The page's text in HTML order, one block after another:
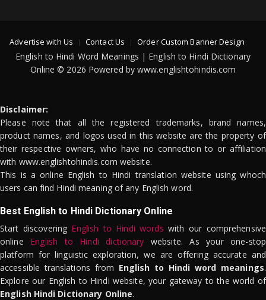
Advertise with Us Contact Us Order Custom Banner Design
English to Hindi Word Meanings | English to Hindi Dictionary
Online © 2026 Powered by www.englishtohindis.com
Disclaimer:
Please note that all the registered trademarks, brand names,
product names, and logos used in this website are the property of
their respective owners, who have no connection to or affiliation
with www.englishtohindis.com website.
This is a online English to Hindi translation website using whoch
users can find Hindi meaning of any English word.
Best English to Hindi Dictionary Online
Start discovering English to Hindi words with our comprehensive
online English to Hindi dictionary website. As your one-stop
platform for linguistic exploration, we are offering accurate and
accessible translations from English to Hindi word meanings.
Explore our English to Hindi website, your gateway to the world of
English Hindi Dictionary Online.